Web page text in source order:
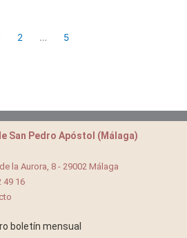
2 … 5
San Pedro Apóstol (Málaga)
la Aurora, 8 - 29002 Málaga
49 16
boletín mensual